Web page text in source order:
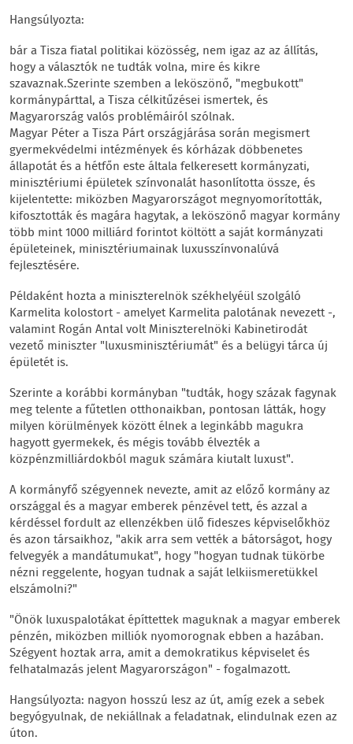
Hangsúlyozta:
bár a Tisza fiatal politikai közösség, nem igaz az az állítás,
hogy a választók ne tudták volna, mire és kikre
szavaznak.Szerinte szemben a leköszönő, "megbukott"
kormánypárttal, a Tisza célkitűzései ismertek, és
Magyarország valós problémáiról szólnak.
Magyar Péter a Tisza Párt országjárása során megismert
gyermekvédelmi intézmények és kórházak döbbenetes
állapotát és a hétfőn este általa felkeresett kormányzati,
minisztériumi épületek színvonalát hasonlította össze, és
kijelentette: miközben Magyarországot megnyomorították,
kifosztották és magára hagytak, a leköszönő magyar kormány
több mint 1000 milliárd forintot költött a saját kormányzati
épületeinek, minisztériumainak luxusszínvonalúvá
fejlesztésére.
Példaként hozta a miniszterelnök székhelyéül szolgáló
Karmelita kolostort - amelyet Karmelita palotának nevezett -,
valamint Rogán Antal volt Miniszterelnöki Kabinetirodát
vezető miniszter "luxusminisztériumát" és a belügyi tárca új
épületét is.
Szerinte a korábbi kormányban "tudták, hogy százak fagynak
meg telente a fűtetlen otthonaikban, pontosan látták, hogy
milyen körülmények között élnek a leginkább magukra
hagyott gyermekek, és mégis tovább élvezték a
közpénzmilliárdokból maguk számára kiutalt luxust".
A kormányfő szégyennek nevezte, amit az előző kormány az
országgal és a magyar emberek pénzével tett, és azzal a
kérdéssel fordult az ellenzékben ülő fideszes képviselőkhöz
és azon társaikhoz, "akik arra sem vették a bátorságot, hogy
felvegyék a mandátumukat", hogy "hogyan tudnak tükörbe
nézni reggelente, hogyan tudnak a saját lelkiismeretükkel
elszámolni?"
"Önök luxuspalotákat építtettek maguknak a magyar emberek
pénzén, miközben milliók nyomorognak ebben a hazában.
Szégyent hoztak arra, amit a demokratikus képviselet és
felhatalmazás jelent Magyarországon" - fogalmazott.
Hangsúlyozta: nagyon hosszú lesz az út, amíg ezek a sebek
begyógyulnak, de nekiállnak a feladatnak, elindulnak ezen az
úton.